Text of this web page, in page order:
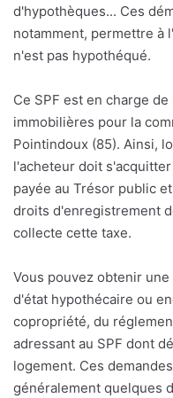
d'hypothèques... Ces
notamment, permettre à
n'est pas hypothéqué.
Ce SPF est en charge
immobilières pour la
Pointindoux (85). Ainsi,
l'acheteur doit
payée au Trésor public
droits d'enregistrement
collecte cette taxe.
Vous pouvez obtenir
d'état hypothécaire ou
copropriété, du
adressant au SPF dont
logement. Ces
généralement quelques